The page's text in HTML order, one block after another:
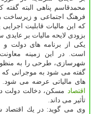
محمدقاسم پناهی البته گفته
فرهنگ اجتماعی و زیرساخت
كه این مالیات قابلیت اجرایی
بزودی لایحه مالیات بر
یكی از برنامه های دولت
است. در این زمینه
شهرسازی، طرحی را به منظور
گفته می شود به موجرانی كه
های مالیاتی عرضه می شود.
اقتصاد مسكن، دخالت دولت
تأثیر می داند.
وی می گوید: در یك اقتصاد